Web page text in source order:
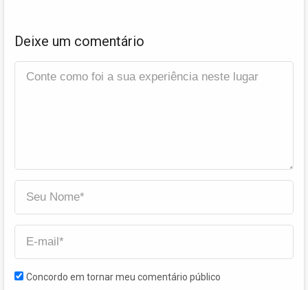
Deixe um comentário
Concordo em tornar meu comentário público